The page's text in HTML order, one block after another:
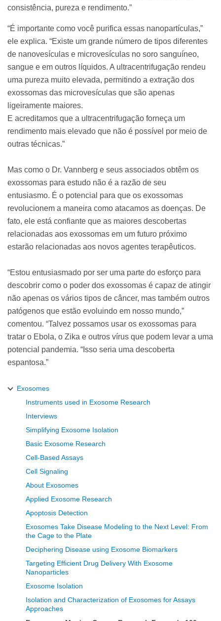
consistência, pureza e rendimento.”
“É importante como você purifica essas nanopartículas,”
ele explica. “Existe um grande número de tipos diferentes
de nanovesículas e microvesículas no soro sanguíneo,
sangue e em outros líquidos. A ultracentrifugação rendeu
uma pureza muito elevada, permitindo a extração dos
exossomas das microvesículas que são apenas
ligeiramente maiores.
E acreditamos que a ultracentrifugação forneça um
rendimento mais elevado que não é possível por meio de
outras técnicas.”
Mas como o Dr. Vannberg e seus associados obtêm os
exossomas para estudo não é a razão de seu
entusiasmo. É o potencial para que os exossomas
revolucionem a maneira como atacamos as doenças. De
fato, ele está confiante que as maiores descobertas
relacionadas aos exossomas em um futuro próximo
estarão relacionadas aos novos agentes terapêuticos.
“Estou entusiasmado por ser uma parte do esforço para
descobrir como o poder dos exossomas é capaz de atingir
não apenas os vários tipos de câncer, mas também outros
patógenos que estão evoluindo em nosso mundo,”
comentou. “Talvez possamos usar os exossomas para
tratar o Ebola, o Zika e outros vírus que podem levar a uma
potencial pandemia. “Isso seria uma descoberta
espantosa.”
Exosomes
Instruments used in Exosome Research
Interviews
Simplifying Exosome Isolation
Basic Exosome Research
Cell-Based Assays
Cell Signaling
About Exosomes
Applied Exosome Research
Apoptosis Detection
Exosomes Take Disease Modeling to the Next Level: From
the Cage to the Plate
Deciphering Disease using Exosome Biomarkers
Targeting Efficient Drug Delivery With Exosome
Nanoparticles
Exosome Isolation
Isolation and Characterization of Exosomes for Assays
Approaches